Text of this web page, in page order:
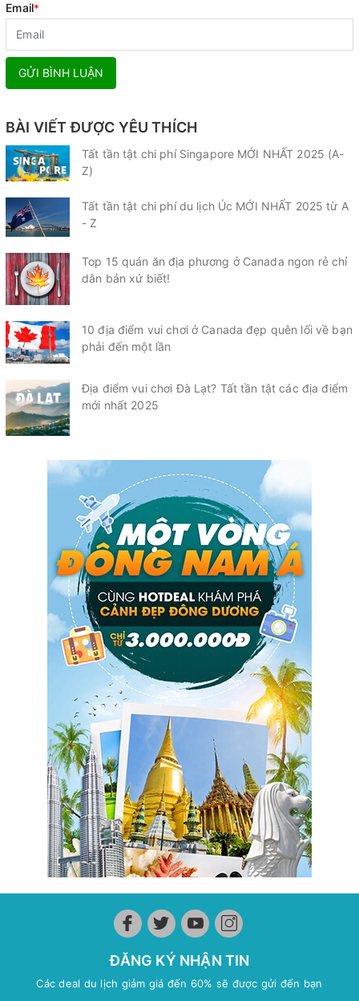
Email*
GỬI BÌNH LUẬN
BÀI VIẾT ĐƯỢC YÊU THÍCH
Tất tần tật chi phí Singapore MỚI NHẤT 2025 (A-
Z)
Tất tần tật chi phí du lịch Úc MỚI NHẤT 2025 từ A
- Z
Top 15 quán ăn địa phương ở Canada ngon rẻ chỉ
dân bản xứ biết!
10 địa điểm vui chơi ở Canada đẹp quên lối về bạn
phải đến một lần
Địa điểm vui chơi Đà Lạt? Tất tần tật các địa điểm
mới nhất 2025
ĐĂNG KÝ NHẬN TIN
Các deal du lịch giảm giá đến 60% sẽ được gửi đến bạn